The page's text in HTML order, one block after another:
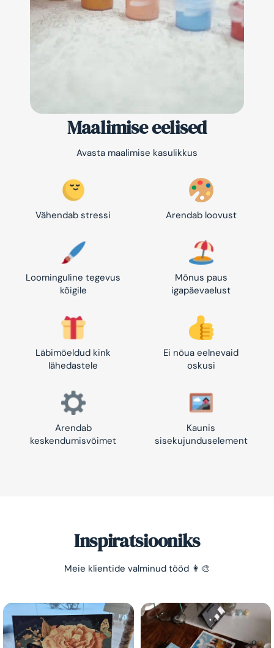
Maalimise eelised
Avasta maalimise kasulikkus
Vähendab stressi Arendab loovust
Loominguline tegevus
kõigile
Mõnus paus
igapäevaelust
Läbimõeldud kink
lähedastele
Ei nõua eelnevaid
oskusi
Arendab
keskendumisvõimet
Kaunis
sisekujunduselement
Inspiratsiooniks
Meie klientide valminud tööd 👩‍🎨